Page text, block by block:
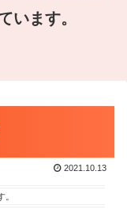
います。
2021.10.13
。